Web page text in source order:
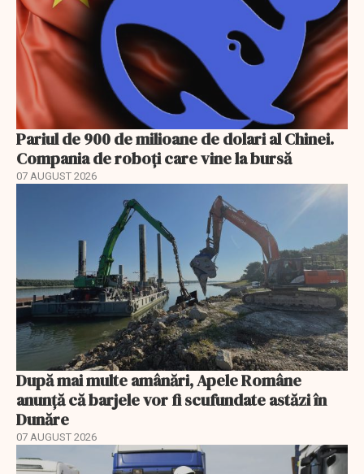
Pariul de 900 de milioane de dolari al Chinei.
Compania de roboți care vine la bursă
07 AUGUST 2026
După mai multe amânări, Apele Române
anunță că barjele vor fi scufundate astăzi în
Dunăre
07 AUGUST 2026